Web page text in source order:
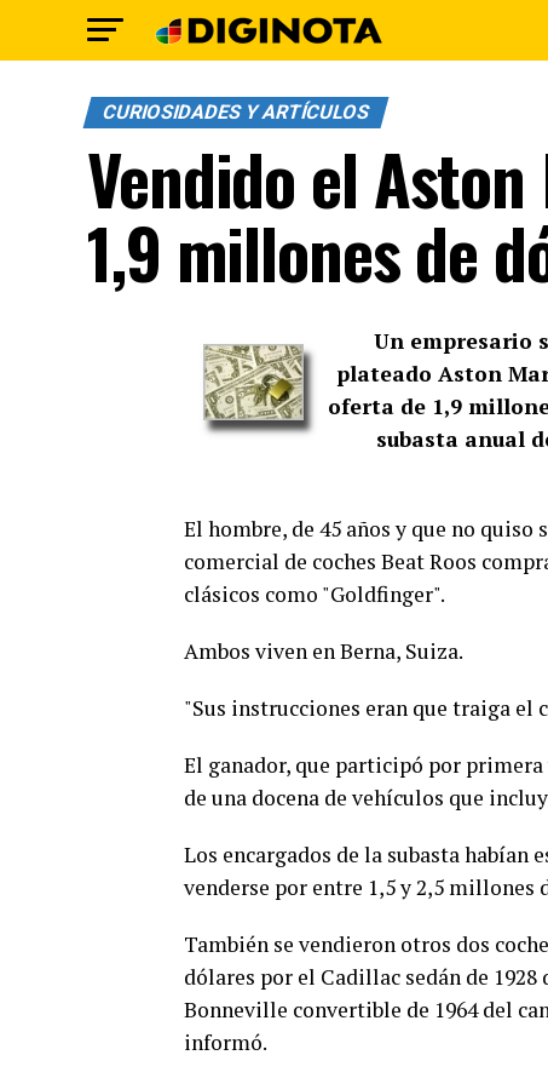
CURIOSIDADES Y ARTÍCULOS
Vendido el
1,9 millones de
Un empresario
plateado Aston
oferta de 1,9
subasta anual
El hombre, de 45 años y que no
comercial de coches Beat Roos
clásicos como "Goldfinger".
Ambos viven en Berna, Suiza.
"Sus instrucciones eran que traiga el
El ganador, que participó por primera
de una docena de vehículos que
Los encargados de la subasta
venderse por entre 1,5 y 2,5 millones
También se vendieron otros dos
dólares por el Cadillac sedán de
Bonneville convertible de 1964 del
informó.